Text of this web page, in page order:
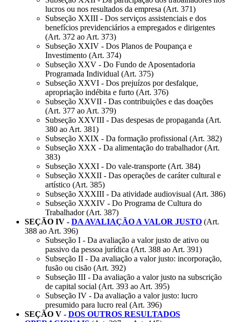
lucros ou nos resultados da empresa (Art. 371)
Subseção XXIII - Dos serviços assistenciais e dos
benefícios previdenciários a empregados e dirigentes
(Art. 372 ao Art. 373)
Subseção XXIV - Dos Planos de Poupança e
Investimento (Art. 374)
Subseção XXV - Do Fundo de Aposentadoria
Programada Individual (Art. 375)
Subseção XXVI - Dos prejuízos por desfalque,
apropriação indébita e furto (Art. 376)
Subseção XXVII - Das contribuições e das doações
(Art. 377 ao Art. 379)
Subseção XXVIII - Das despesas de propaganda (Art.
380 ao Art. 381)
Subseção XXIX - Da formação profissional (Art. 382)
Subseção XXX - Da alimentação do trabalhador (Art.
383)
Subseção XXXI - Do vale-transporte (Art. 384)
Subseção XXXII - Das operações de caráter cultural e
artístico (Art. 385)
Subseção XXXIII - Da atividade audiovisual (Art. 386)
Subseção XXXIV - Do Programa de Cultura do
Trabalhador (Art. 387)
SEÇÃO IV - DA AVALIAÇÃO A VALOR JUSTO (Art.
388 ao Art. 396)
Subseção I - Da avaliação a valor justo de ativo ou
passivo da pessoa jurídica (Art. 388 ao Art. 391)
Subseção II - Da avaliação a valor justo: incorporação,
fusão ou cisão (Art. 392)
Subseção III - Da avaliação a valor justo na subscrição
de capital social (Art. 393 ao Art. 395)
Subseção IV - Da avaliação a valor justo: lucro
presumido para lucro real (Art. 396)
SEÇÃO V - DOS OUTROS RESULTADOS